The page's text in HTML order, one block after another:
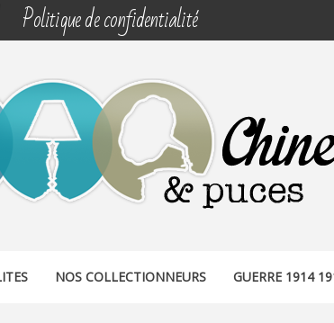
Politique de confidentialité
NOS COLLECTIONNEURS GUERRE 1914